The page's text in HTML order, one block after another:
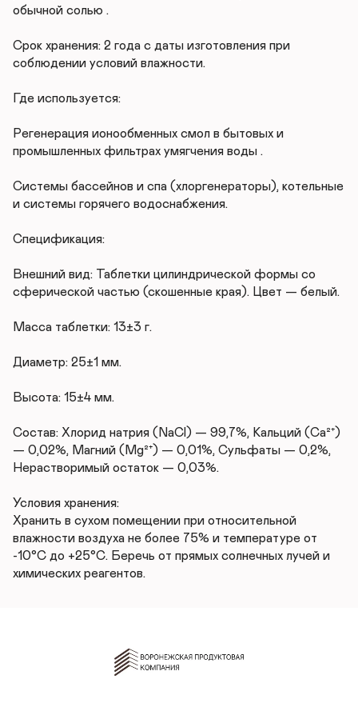
обычной солью .
Срок хранения: 2 года с даты изготовления при
соблюдении условий влажности.
Где используется:
Регенерация ионообменных смол в бытовых и
промышленных фильтрах умягчения воды .
Системы бассейнов и спа (хлоргенераторы), котельные
и системы горячего водоснабжения.
Спецификация:
Внешний вид: Таблетки цилиндрической формы со
сферической частью (скошенные края). Цвет — белый.
Масса таблетки: 13±3 г.
Диаметр: 25±1 мм.
Высота: 15±4 мм.
Состав: Хлорид натрия (NaCl) — 99,7%, Кальций (Ca²⁺)
— 0,02%, Магний (Mg²⁺) — 0,01%, Сульфаты — 0,2%,
Нерастворимый остаток — 0,03%.
Условия хранения:
Хранить в сухом помещении при относительной
влажности воздуха не более 75% и температуре от
-10°С до +25°С. Беречь от прямых солнечных лучей и
химических реагентов.